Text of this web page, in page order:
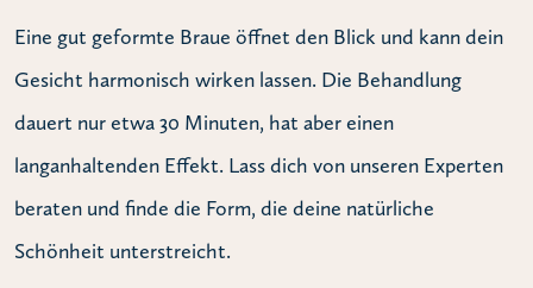
Eine gut geformte Braue öffnet den Blick und kann dein
Gesicht harmonisch wirken lassen. Die Behandlung
dauert nur etwa 30 Minuten, hat aber einen
langanhaltenden Effekt. Lass dich von unseren Experten
beraten und finde die Form, die deine natürliche
Schönheit unterstreicht.